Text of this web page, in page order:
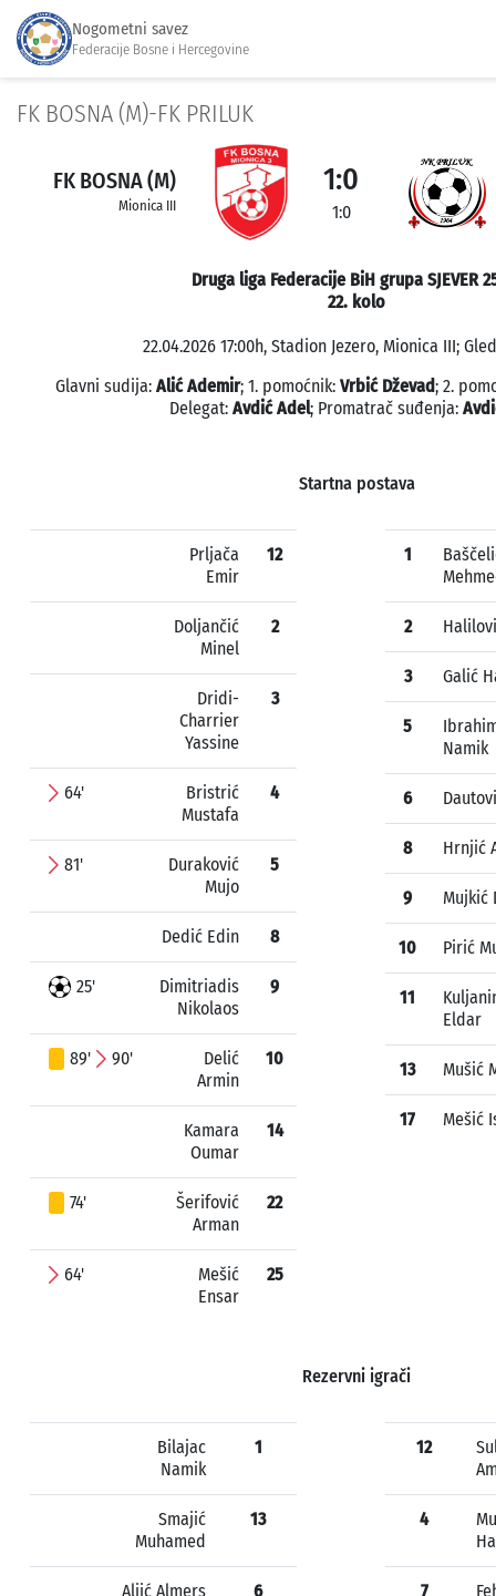
Nogometni savez
Federacije Bosne i Hercegovine
FK BOSNA (M)-FK PRILUK
FK BOSNA (M)
Mionica III
1:0
1:0
Druga liga Federacije BiH grupa SJEVER
22. kolo
22.04.2026 17:00h, Stadion Jezero, Mionica III;
Glavni sudija: Alić Ademir; 1. pomoćnik: Vrbić Dževad; 2.
Delegat: Avdić Adel; Promatrač suđenja:
Startna postava
Prljača
Emir
12
Doljančić
Minel
2
Dridi-
Charrier
Yassine
3
64'
Bristrić
Mustafa
4
81'
Duraković
Mujo
5
Dedić Edin 8
25'
Dimitriadis
Nikolaos
9
89' 90'
Delić
Armin
10
Kamara
Oumar
14
74'
Šerifović
Arman
22
64'
Mešić
Ensar
25
1
2
3 Galić
5
Namik
6
8 Hrnjić
9 Mujkić
10 Pirić
11
Eldar
13 Mušić
17 Mešić
Rezervni igrači
Bilajac
Namik
1
Smajić
Muhamed
13
Aljić Almers 6
12
4
7